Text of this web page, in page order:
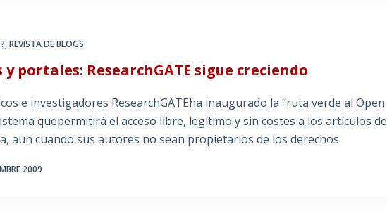
,REVISTA DE BLOGS
portales: ResearchGATE sigue creciendo
e investigadores ResearchGATEha inaugurado la “ruta verde al Open
quepermitirá el acceso libre, legítimo y sin costes a los artículos de
aun cuando sus autores no sean propietarios de los derechos.
2009